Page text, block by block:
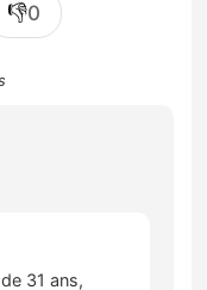
👎0
31 ans,